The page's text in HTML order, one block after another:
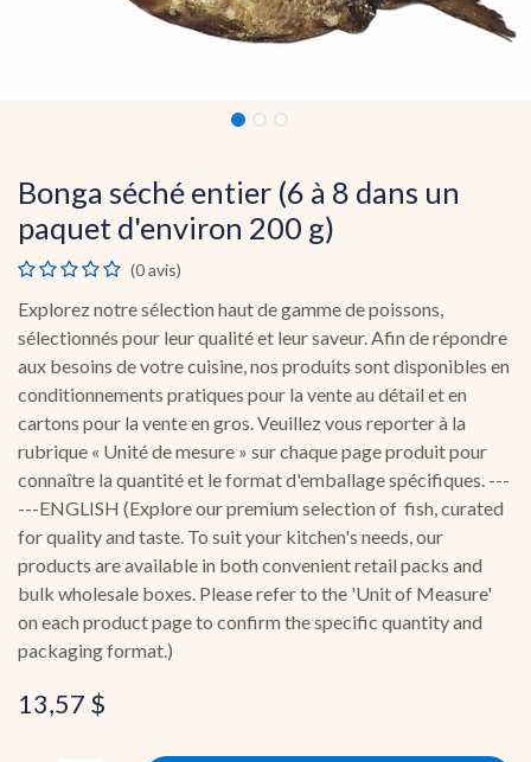
Bonga séché entier (6 à 8 dans un
paquet d'environ 200 g)
(0 avis)
Explorez notre sélection haut de gamme de poissons,
sélectionnés pour leur qualité et leur saveur. Afin de répondre
aux besoins de votre cuisine, nos produits sont disponibles en
conditionnements pratiques pour la vente au détail et en
cartons pour la vente en gros. Veuillez vous reporter à la
rubrique « Unité de mesure » sur chaque page produit pour
connaître la quantité et le format d'emballage spécifiques. ---
---ENGLISH (Explore our premium selection of fish, curated
for quality and taste. To suit your kitchen's needs, our
products are available in both convenient retail packs and
bulk wholesale boxes. Please refer to the 'Unit of Measure'
on each product page to confirm the specific quantity and
packaging format.)
13,57 $